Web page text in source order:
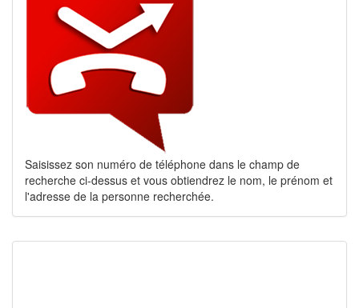
Saisissez son numéro de téléphone dans le champ de
recherche ci-dessus et vous obtiendrez le nom, le prénom et
l'adresse de la personne recherchée.